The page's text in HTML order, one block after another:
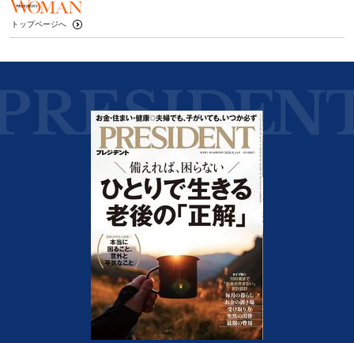
トップページへ